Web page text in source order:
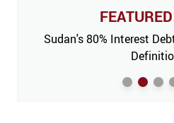
Sudan's 80% Interest